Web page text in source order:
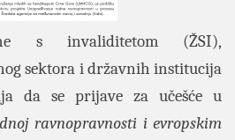
s invaliditetom (ŽSI),
sektora i državnih institucija
da se prijave za učešće u
ravnopravnosti i evropskim